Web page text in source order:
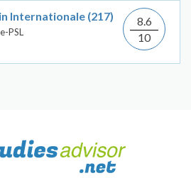
Internationale (217)
PSL
8.6
10